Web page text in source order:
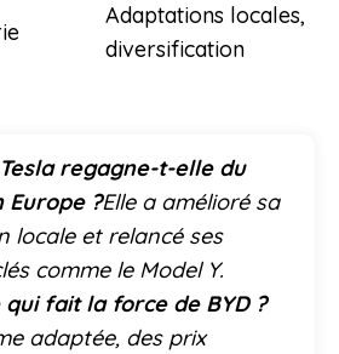
Adaptations locales,
diversification
regagne-t-elle du
?Elle a amélioré sa
locale et relancé ses
comme le Model Y.
qui fait la force de BYD ?
adaptée, des prix